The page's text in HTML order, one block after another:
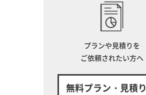
プランや見積りを
ご依頼されたい方へ
無料プラン・見積り